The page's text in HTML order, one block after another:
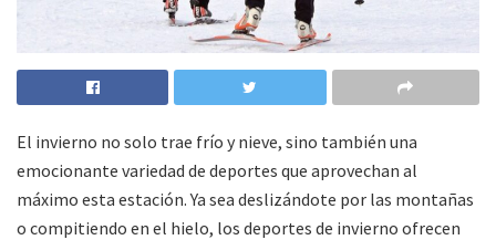
El invierno no solo trae frío y nieve, sino también una
emocionante variedad de deportes que aprovechan al
máximo esta estación. Ya sea deslizándote por las montañas
o compitiendo en el hielo, los deportes de invierno ofrecen